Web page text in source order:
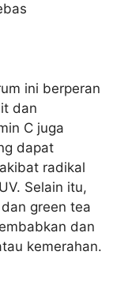
ini berperan
dan
C juga
dapat
radikal
Selain itu,
green tea
dan
kemerahan.